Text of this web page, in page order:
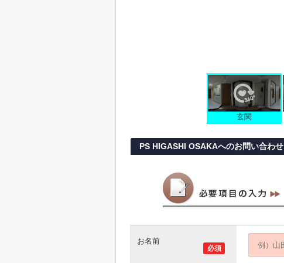
玄関
PS HIGASHI OSAKAへのお問い合わせ
必須
お名前